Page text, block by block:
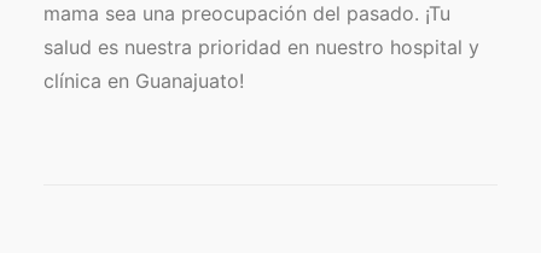
mama sea una preocupación del pasado. ¡Tu
salud es nuestra prioridad en nuestro hospital y
clínica en Guanajuato! ️